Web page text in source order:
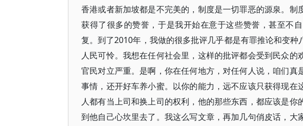
香港或者新加坡都是不完美的，制度是一切罪恶的源泉。制
获得了很多的赞誉，于是我开始在意于这些赞誉，甚至不
复。到了2010年，我做的很多批评几乎都是有罪推论和变
人民可怜。我想在任何社会里，这样的批评都会受到民众
官民对立严重。是啊，你在任何地方，对任何人说，咱们
事情，还开好车养小蜜。以你的能力，远不应该只获得现在
人都有当上司和换上司的权利，他的那些东西，都应该是
到他自己心坎里去了。我这么写文章，再加几句俏皮话，